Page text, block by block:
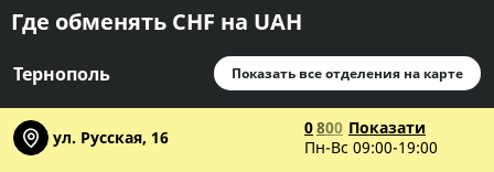
Где обменять CHF на UAH
Тернополь Показать все отделения на карте
ул. Русская, 16 0800 Показати
Пн-Вс 09:00-19:00